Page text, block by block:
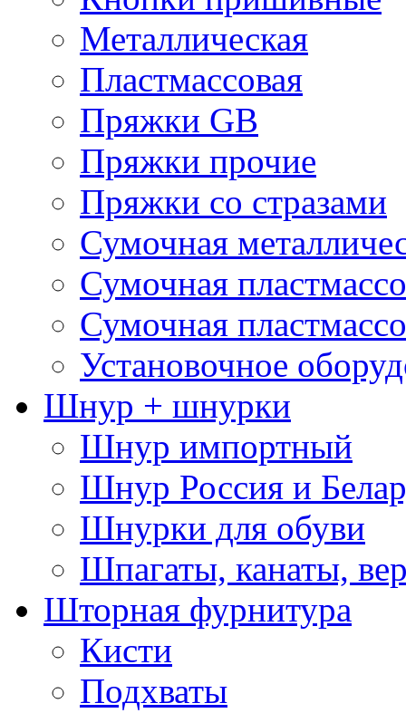
Металлическая
Пластмассовая
Пряжки GB
Пряжки прочие
Пряжки со стразами
Сумочная
Сумочная
Сумочная
Установочное
Шнур + шнурки
Шнур импортный
Шнур Россия и
Шнурки для обуви
Шпагаты, канаты,
Шторная фурнитура
Кисти
Подхваты